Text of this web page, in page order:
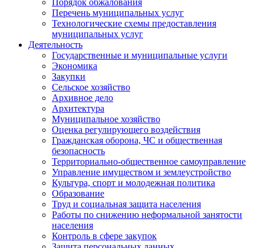
Порядок обжалования
Перечень муниципальных услуг
Технологические схемы предоставления
муниципальных услуг
Деятельность
Государственные и муниципальные услуги
Экономика
Закупки
Сельское хозяйство
Архивное дело
Архитектура
Муниципальное хозяйство
Оценка регулирующего воздействия
Гражданская оборона, ЧС и общественная
безопасность
Территориально-общественное самоуправление
Управление имуществом и землеустройство
Культура, спорт и молодежная политика
Образование
Труд и социальная защита населения
Работы по снижению неформальной занятости
населения
Контроль в сфере закупок